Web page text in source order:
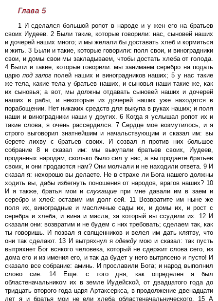
Глава 5
1 И сделался большой ропот в народе и у жен его на братьев
своих Иудеев. 2 Были такие, которые говорили: нас, сыновей наших
и дочерей наших много; и мы желали бы доставать хлеб и кормиться
и жить. 3 Были и такие, которые говорили: поля свои, и виноградники
свои, и домы свои мы закладываем, чтобы достать хлеба от голода.
4 Были и такие, которые говорили: мы занимаем серебро на подать
царю под залог полей наших и виноградников наших; 5 у нас такие
же тела, какие тела у братьев наших, и сыновья наши такие же, как
их сыновья; а вот, мы должны отдавать сыновей наших и дочерей
наших в рабы, и некоторые из дочерей наших уже находятся в
порабощении. Нет никаких средств для выкупа в руках наших; и поля
наши и виноградники наши у других. 6 Когда я услышал ропот их и
такие слова, я очень рассердился. 7 Сердце мое возмутилось, и я
строго выговорил знатнейшим и начальствующим и сказал им: вы
берете лихву с братьев своих. И созвал я против них большое
собрание 8 и сказал им: мы выкупали братьев своих, Иудеев,
проданных народам, сколько было сил у нас, а вы продаете братьев
своих, и они продаются нам? Они молчали и не находили ответа. 9 И
сказал я: нехорошо вы делаете. Не в страхе ли Бога нашего должны
ходить вы, дабы избегнуть поношения от народов, врагов наших? 10
И я также, братья мои и служащие при мне давали им в заем и
серебро и хлеб: оставим им долг сей. 11 Возвратите им ныне же
поля их, виноградные и масличные сады их, и домы их, и рост с
серебра и хлеба, и вина и масла, за который вы ссудили их. 12 И
сказали они: возвратим и не будем с них требовать; сделаем так, как
ты говоришь. И позвал я священников и велел им дать клятву, что
они так сделают. 13 И вытряхнул я одежду мою и сказал: так пусть
вытряхнет Бог всякого человека, который не сдержит слова сего, из
дома его и из имения его, и так да будет у него вытрясено и пусто! И
сказало все собрание: аминь. И прославили Бога; и народ выполнил
слово сие. 14 Еще: с того дня, как определен я был
областеначальником их в земле Иудейской, от двадцатого года до
тридцать второго года царя Артаксеркса, в продолжение двенадцати
лет я и братья мои не ели хлеба областеначальнического. 15 А